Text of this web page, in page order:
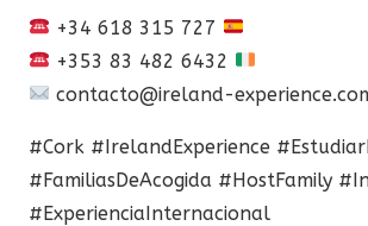
+34 618 315 727
+353 83 482 6432
contacto@ireland-
#Cork #IrelandExperience
#FamiliasDeAcogida #HostFamily
#ExperienciaInternacional